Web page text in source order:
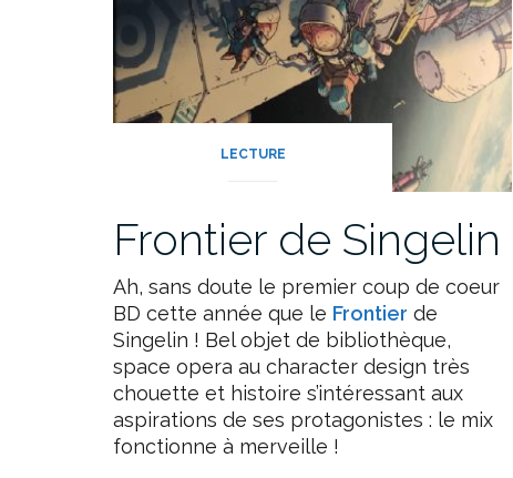
LECTURE
Frontier de Singelin
Ah, sans doute le premier coup de coeur
BD cette année que le Frontier de
Singelin ! Bel objet de bibliothèque,
space opera au character design très
chouette et histoire s’intéressant aux
aspirations de ses protagonistes : le mix
fonctionne à merveille !